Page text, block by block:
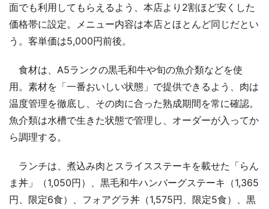
面でも利用してもらえるよう、本店より2割ほど安くした
価格帯に設定。メニュー内容は本店とほとんど同じだとい
う。客単価は5,000円前後。
食材は、A5ランクの黒毛和牛や旬の魚介類などを使
用。素材を「一番おいしい状態」で提供できるよう、肉は
温度管理を徹底し、その肉に合った熟成期間を常に確認。
魚介類は水槽で生きた状態で管理し、オーダーが入ってか
ら調理する。
ランチは、煮込み肉とスライスステーキを載せた「らん
ま丼」（1,050円）、黒毛和牛ハンバーグステーキ（1,365
円、限定6食）、フォアグラ丼（1,575円、限定5食）、黒